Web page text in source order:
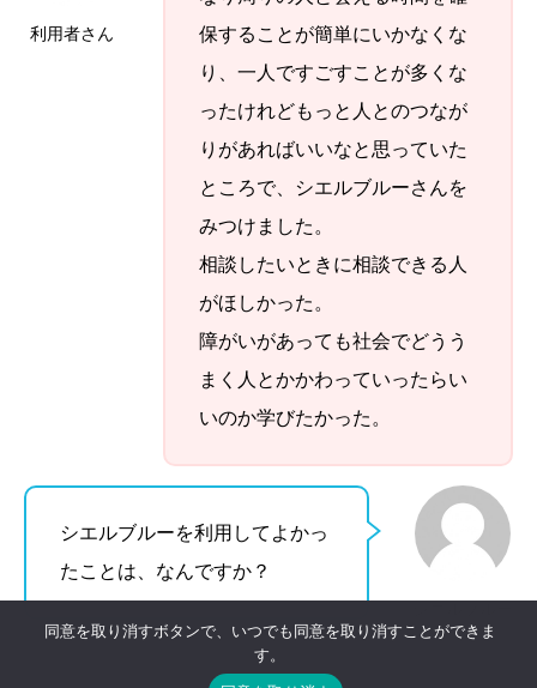
利用者さん
保することが簡単にいかなくな
り、一人ですごすことが多くな
ったけれどもっと人とのつなが
りがあればいいなと思っていた
ところで、シエルブルーさんを
みつけました。
相談したいときに相談できる人
がほしかった。
障がいがあっても社会でどうう
まく人とかかわっていったらい
いのか学びたかった。
シエルブルーを利用してよかっ
たことは、なんですか？
同意を取り消すボタンで、いつでも同意を取り消すことができま
す。